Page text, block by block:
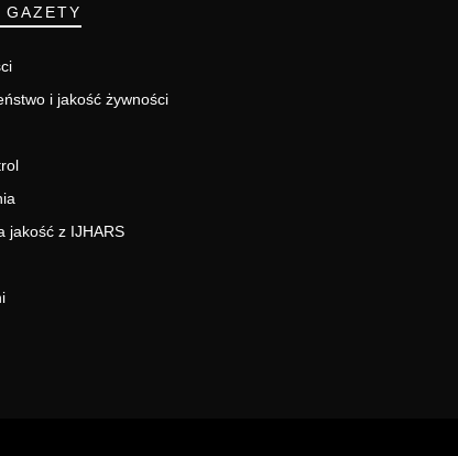
GAZETY
i jakość żywności
jakość z IJHARS